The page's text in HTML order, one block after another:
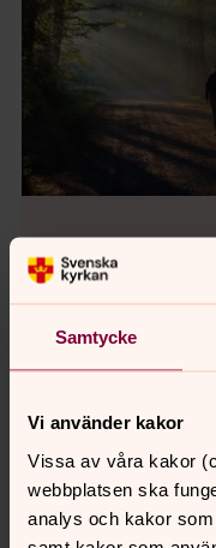
Samtycke
Vi använder kakor
Vissa av våra kakor
webbplatsen ska
analys och kakor
Nyfiken på
nyhetsbrev
Nyheter för